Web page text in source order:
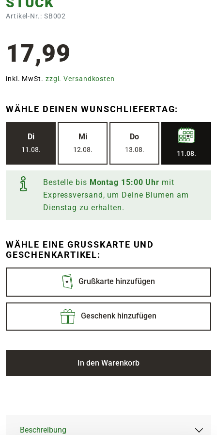
Artikel-Nr.: SB002
17,99
inkl. MwSt. zzgl. Versandkosten
WÄHLE DEINEN WUNSCHLIEFERTAG:
Di
11.08.
Mi
12.08.
Do
13.08.
11.08.
Bestelle bis Montag 15:00 Uhr mit
Expressversand, um Deine Blumen am
Dienstag zu erhalten.
WÄHLE EINE GRUSSKARTE UND G
ESCHENKARTIKEL:
Grußkarte hinzufügen
Geschenk hinzufügen
In den Warenkorb
Beschreibung